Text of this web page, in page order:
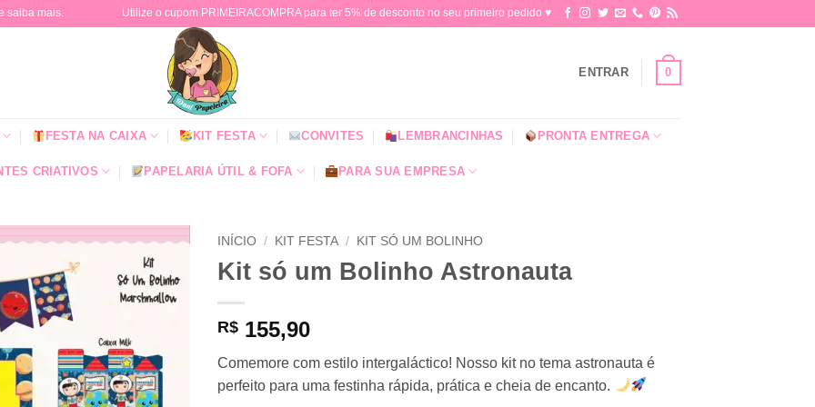
saiba mais. Utilize o cupom PRIMEIRACOMPRA para ter 5% de desconto no seu primeiro pedido ♥​
ENTRAR 0
FESTA NA CAIXA KIT FESTA CONVITES LEMBRANCINHAS PRONTA ENTREGA
CRIATIVOS PAPELARIA ÚTIL & FOFA PARA SUA EMPRESA
INÍCIO / KIT FESTA / KIT SÓ UM BOLINHO
Kit só um Bolinho Astronauta
R$ 155,90
Comemore com estilo intergaláctico! Nosso kit no tema astronauta é
perfeito para uma festinha rápida, prática e cheia de encanto.